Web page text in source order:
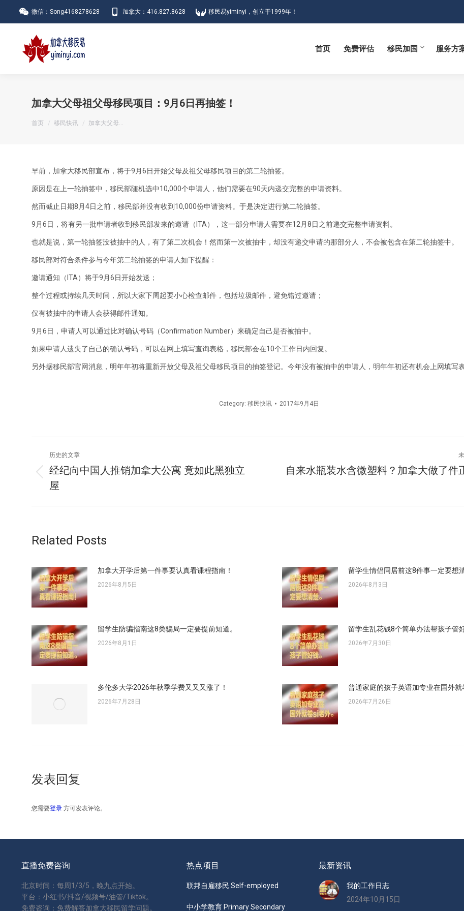
微信：Song4168278628 加拿大：416.827.8628 移民易yiminyi，创立于1999年！
首页 免费评估 移民加国 服务方
加拿大父母祖父母移民项目：9月6日再抽签！
您在这里：
首页 移民快讯 加拿大父母…
早前，加拿大移民部宣布，将于9月6日开始父母及祖父母移民项目的第二轮抽签。
原因是在上一轮抽签中，移民部随机选中10,000个申请人，他们需要在90天内递交完整的申请资料。
然而截止日期8月4日之前，移民部并没有收到10,000份申请资料。于是决定进行第二轮抽签。
9月6日，将有另一批申请者收到移民部发来的邀请（ITA），这一部分申请人需要在12月8日之前递交完整申请资料。
也就是说，第一轮抽签没被抽中的人，有了第二次机会！然而第一次被抽中，却没有递交申请的那部分人，不会被包含在第二轮抽签中。
移民部对符合条件参与今年第二轮抽签的申请人如下提醒：
邀请通知（ITA）将于9月6日开始发送；
整个过程或持续几天时间，所以大家下周起要小心检查邮件，包括垃圾邮件，避免错过邀请；
仅有被抽中的申请人会获得邮件通知。
9月6日，申请人可以通过比对确认号码（Confirmation Number）来确定自己是否被抽中。
如果申请人遗失了自己的确认号码，可以在网上填写查询表格，移民部会在10个工作日内回复。
另外据移民部官网消息，明年年初将重新开放父母及祖父母移民项目的抽签登记。今年没有被抽中的申请人，明年年初还有机会上网填写表
Category: 移民快讯 2017年9月4日
章
历史的文章
史
经纪向中国人推销加拿大公寓 竟如此黑独立
屋
未
自来水瓶装水含微塑料？加拿大做了件
Related Posts
加拿大开学后第一件事要认真看课程指南！
2026年8月5日
留学生情侣同居前这8件事一定要想清
2026年8月3日
留学生防骗指南这8类骗局一定要提前知道。
2026年8月1日
留学生乱花钱8个简单办法帮孩子管好
2026年7月30日
多伦多大学2026年秋季学费又又又涨了！
2026年7月28日
普通家庭的孩子英语加专业在国外就
2026年7月26日
发表回复
您需要登录 方可发表评论。
直播免费咨询
北京时间：每周1/3/5，晚九点开始。
平台：小红书/抖音/视频号/油管/Tiktok。
免费咨询：免费解答加拿大移民留学问题。
热点项目
联邦自雇移民 Self-employed
中小学教育 Primary Secondary
最新资讯
我的工作日志
2024年10月15日